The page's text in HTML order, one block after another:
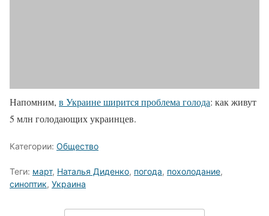
Напомним, в Украине ширится проблема голода: как живут
5 млн голодающих украинцев.
Категории: Общество
Теги: март, Наталья Диденко, погода, похолодание,
синоптик, Украина